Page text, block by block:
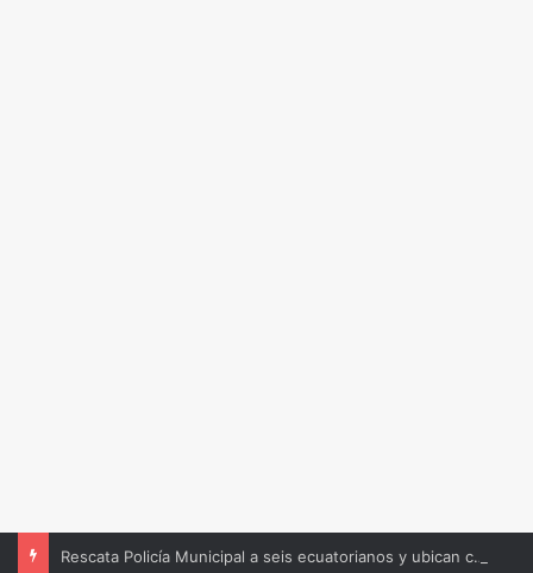
Rescata Policía Municipal a seis ecuatorianos y ubican casa de seguridad